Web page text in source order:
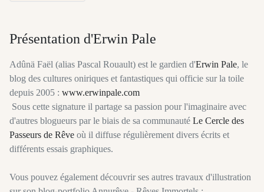
Présentation d'Erwin Pale
Adûnä Faël (alias Pascal Rouault) est le gardien d'Erwin Pale, le
blog des cultures oniriques et fantastiques qui officie sur la toile
depuis 2005 : www.erwinpale.com
Sous cette signature il partage sa passion pour l'imaginaire avec
d'autres blogueurs par le biais de sa communauté Le Cercle des
Passeurs de Rêve où il diffuse régulièrement divers écrits et
différents essais graphiques.
Vous pouvez également découvrir ses autres travaux d'illustration